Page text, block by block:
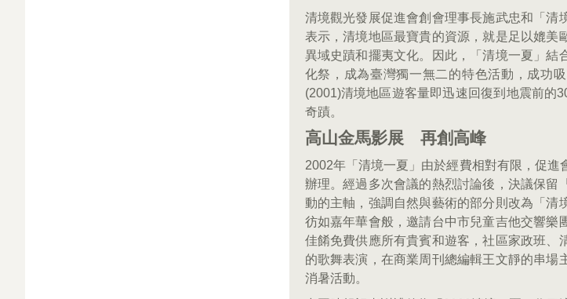
清境觀光發展促進會創會理事長施武忠和「清
表示，清境地區最寶貴的資源，就是足以媲美
異域史蹟和擺夷文化。因此，「清境一夏」結
化祭，成為臺灣獨一無二的特色活動，成功
(2001)清境地區遊客量即迅速回復到地震前的
奇蹟。
高山金馬影展 再創高峰
2002年「清境一夏」由於經費相對有限，促進
辦理。經過多次會議的熱烈討論後，決議保留
動的主軸，強調自然與藝術的部分則改為「清
彷如嘉年華會般，邀請台中市兒童吉他交響樂
佳餚免費供應所有貴賓和遊客，社區家政班、
的歌舞表演，在商業周刊總編輯王文靜的串場
消暑活動。